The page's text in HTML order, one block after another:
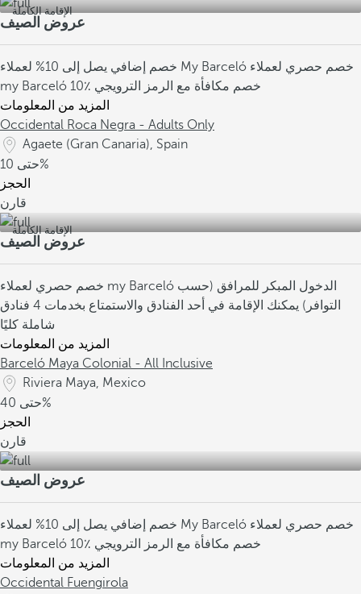
الإقامة الكاملة
عروض الصيف
خصم إضافي يصل إلى 10% لعملاء My Barceló خصم حصري لعملاء
my Barceló
10٪ خصم مكافأة مع الرمز الترويجي
المزيد من المعلومات
Occidental Roca Negra - Adults Only
Agaete (Gran Canaria), Spain
حتى10%
الحجز
قارن
الإقامة الكاملة
عروض الصيف
خصم حصري لعملاء my Barceló الدخول المبكر للمرافق (حسب
التوافر)
يمكنك الإقامة في أحد الفنادق والاستمتاع بخدمات 4 فنادق
شاملة كليًا
المزيد من المعلومات
Barceló Maya Colonial - All Inclusive
Riviera Maya, Mexico
حتى40%
الحجز
قارن
عروض الصيف
خصم إضافي يصل إلى 10% لعملاء My Barceló خصم حصري لعملاء
my Barceló
10٪ خصم مكافأة مع الرمز الترويجي
المزيد من المعلومات
Occidental Fuengirola